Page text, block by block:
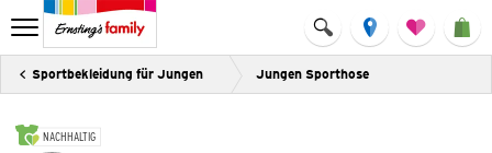
Sportbekleidung für Jungen Jungen Sporthose
NACHHALTIG